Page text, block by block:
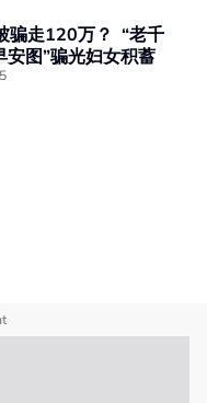
骗走120万？ “老千
安图”骗光妇女积蓄